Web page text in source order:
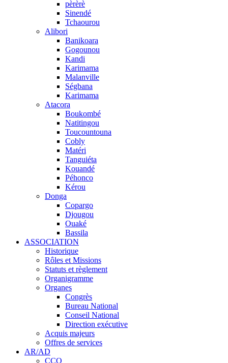
pèrèrè
Sinendé
Tchaourou
Alibori
Banikoara
Gogounou
Kandi
Karimama
Malanville
Ségbana
Karimama
Atacora
Boukombé
Natitingou
Toucountouna
Cobly
Matéri
Tanguiéta
Kouandé
Péhonco
Kérou
Donga
Copargo
Djougou
Ouaké
Bassila
ASSOCIATION
Historique
Rôles et Missions
Statuts et règlement
Organigramme
Organes
Congrès
Bureau National
Conseil National
Direction exécutive
Acquis majeurs
Offres de services
AR/AD
CCO